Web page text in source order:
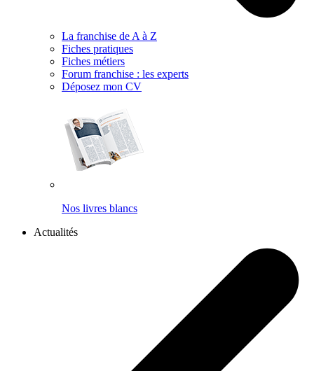
La franchise de A à Z
Fiches pratiques
Fiches métiers
Forum franchise : les experts
Déposez mon CV
Nos livres blancs
Actualités